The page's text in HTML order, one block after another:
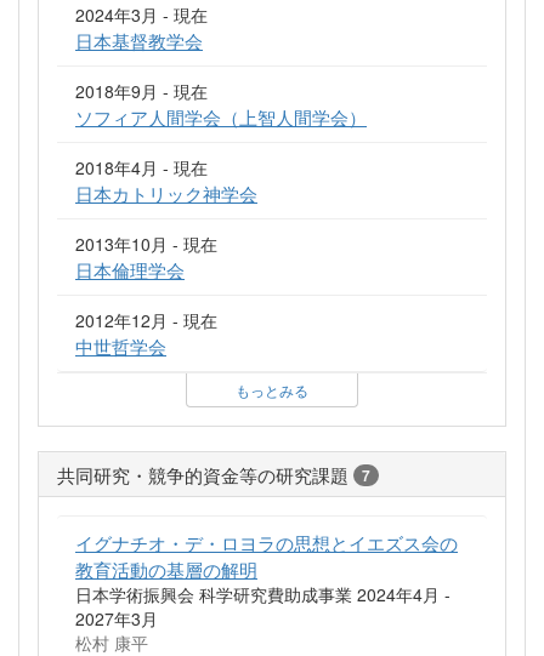
2024年3月 - 現在
日本基督教学会
2018年9月 - 現在
ソフィア人間学会（上智人間学会）
2018年4月 - 現在
日本カトリック神学会
2013年10月 - 現在
日本倫理学会
2012年12月 - 現在
中世哲学会
もっとみる
共同研究・競争的資金等の研究課題 7
イグナチオ・デ・ロヨラの思想とイエズス会の
教育活動の基層の解明
日本学術振興会 科学研究費助成事業 2024年4月 -
2027年3月
松村 康平